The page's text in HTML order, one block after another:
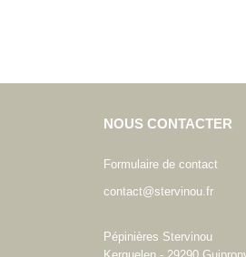
NOUS CONTACTER
Formulaire de contact
contact@stervinou.fr
Pépinières Stervinou